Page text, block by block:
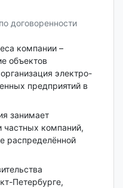
по договоренности
компании –
объектов
электро-
предприятий в
занимает
компаний,
распределённой
Петербурге,